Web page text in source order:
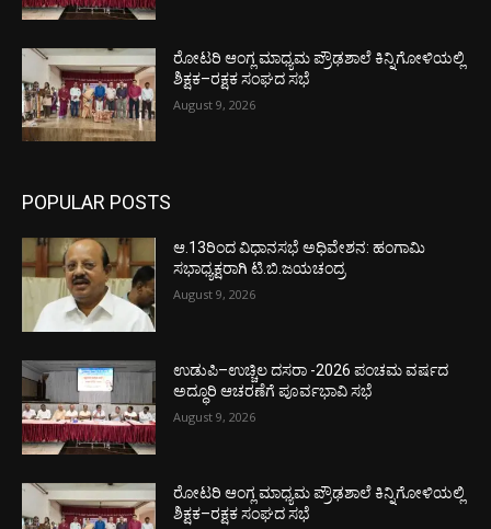
ರೋಟರಿ ಆಂಗ್ಲ ಮಾಧ್ಯಮ ಪ್ರೌಢಶಾಲೆ ಕಿನ್ನಿಗೋಳಿಯಲ್ಲಿ
ಶಿಕ್ಷಕ–ರಕ್ಷಕ ಸಂಘದ ಸಭೆ
August 9, 2026
POPULAR POSTS
ಆ.13ರಿಂದ ವಿಧಾನಸಭೆ ಅಧಿವೇಶನ: ಹಂಗಾಮಿ
ಸಭಾಧ್ಯಕ್ಷರಾಗಿ ಟಿ.ಬಿ.ಜಯಚಂದ್ರ
August 9, 2026
ಉಡುಪಿ–ಉಚ್ಚಿಲ ದಸರಾ -2026 ಪಂಚಮ ವರ್ಷದ
ಅದ್ಧೂರಿ ಆಚರಣೆಗೆ ಪೂರ್ವಭಾವಿ ಸಭೆ
August 9, 2026
ರೋಟರಿ ಆಂಗ್ಲ ಮಾಧ್ಯಮ ಪ್ರೌಢಶಾಲೆ ಕಿನ್ನಿಗೋಳಿಯಲ್ಲಿ
ಶಿಕ್ಷಕ–ರಕ್ಷಕ ಸಂಘದ ಸಭೆ